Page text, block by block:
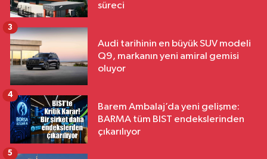
süreci
Audi tarihinin en büyük SUV modeli
Q9, markanın yeni amiral gemisi
oluyor
3
Barem Ambalaj’da yeni gelişme:
BARMA tüm BIST endekslerinden
çıkarılıyor
4
5